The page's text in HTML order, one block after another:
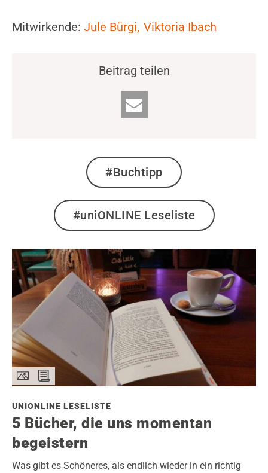
Mitwirkende: Jule Bürgi Viktoria Ibach
Beitrag teilen
#Buchtipp
#uniONLINE Leseliste
UNIONLINE LESELISTE
5 Bücher, die uns momentan
begeistern
Was gibt es Schöneres, als endlich wieder in ein richtig